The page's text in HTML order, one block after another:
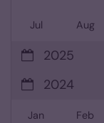
Jul Aug
2025
2024
Jan Feb